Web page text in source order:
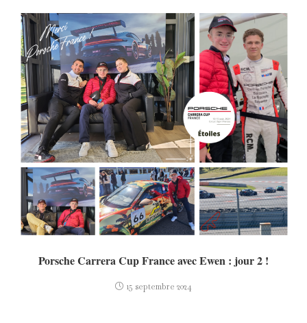
Porsche Carrera Cup France avec Ewen : jour 2 !
15 septembre 2024